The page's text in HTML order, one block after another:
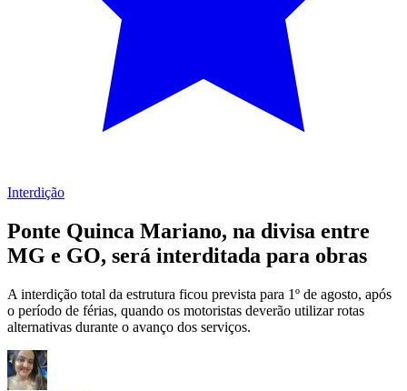
Interdição
Ponte Quinca Mariano, na divisa entre
MG e GO, será interditada para obras
A interdição total da estrutura ficou prevista para 1º de agosto, após
o período de férias, quando os motoristas deverão utilizar rotas
alternativas durante o avanço dos serviços.